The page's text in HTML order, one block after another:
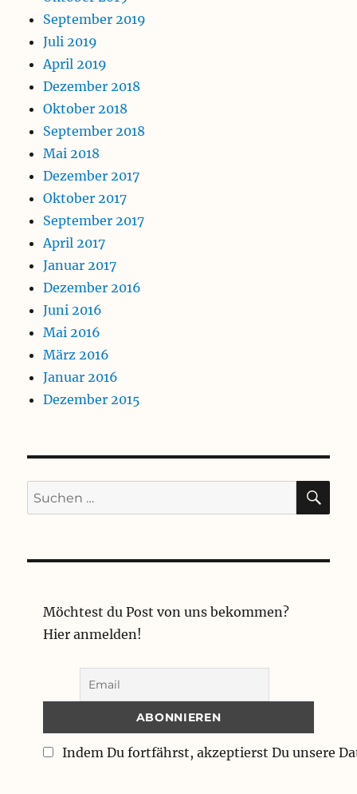
September 2019
Juli 2019
April 2019
Dezember 2018
Oktober 2018
September 2018
Mai 2018
Dezember 2017
Oktober 2017
September 2017
April 2017
Januar 2017
Dezember 2016
Juni 2016
Mai 2016
März 2016
Januar 2016
Dezember 2015
Suchen
nach:
Möchtest du Post von uns bekommen?
Hier anmelden!
Indem Du fortfährst, akzeptierst Du unsere